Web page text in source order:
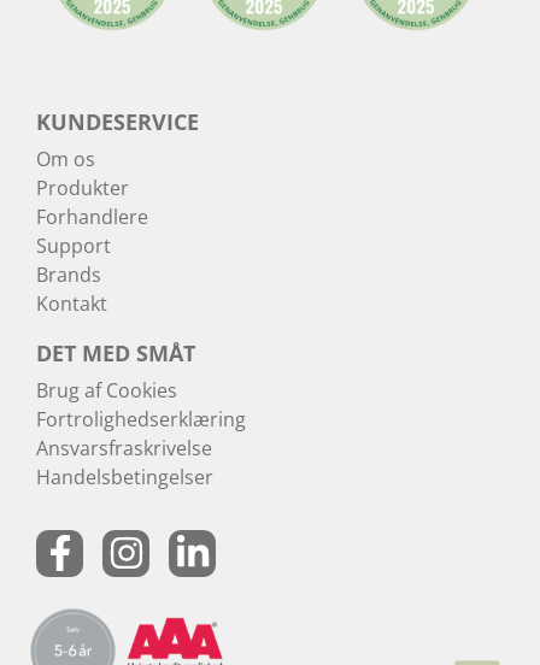
KUNDESERVICE
Om os
Produkter
Forhandlere
Support
Brands
Kontakt
DET MED SMÅT
Brug af Cookies
Fortrolighedserklæring
Ansvarsfraskrivelse
Handelsbetingelser